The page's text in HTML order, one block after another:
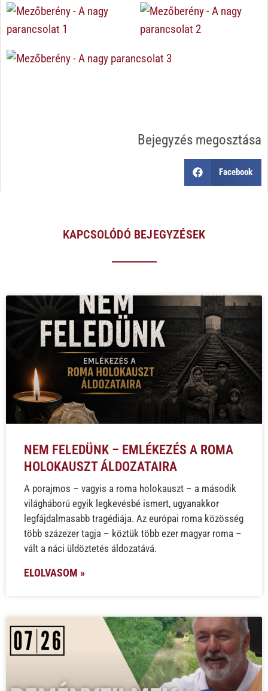
Bejegyzés megosztása
Facebook
KAPCSOLÓDÓ BEJEGYZÉSEK
NEM FELEDÜNK – EMLÉKEZÉS A ROMA
HOLOKAUSZT ÁLDOZATAIRA
A porajmos – vagyis a roma holokauszt – a második
világháború egyik legkevésbé ismert, ugyanakkor
legfájdalmasabb tragédiája. Az európai roma közösség
több százezer tagja – köztük több ezer magyar roma –
vált a náci üldöztetés áldozatává.
ELOLVASOM »